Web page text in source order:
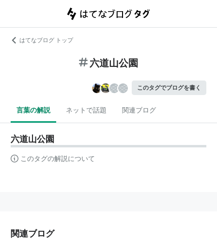
はてなブログ トップ
六道山公園
このタグでブログを書く
言葉の解説 ネットで話題 関連ブログ
六道山公園
このタグの解説について
関連ブログ